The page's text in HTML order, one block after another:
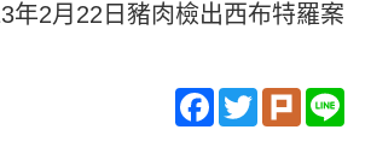
年2月22日豬肉檢出西布特羅案
Facebook
TwitterPlurk